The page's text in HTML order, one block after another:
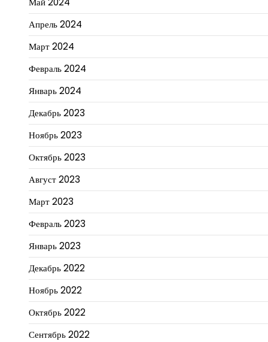
Апрель 2024
Март 2024
Февраль 2024
Январь 2024
Декабрь 2023
Ноябрь 2023
Октябрь 2023
Август 2023
Март 2023
Февраль 2023
Январь 2023
Декабрь 2022
Ноябрь 2022
Октябрь 2022
Сентябрь 2022